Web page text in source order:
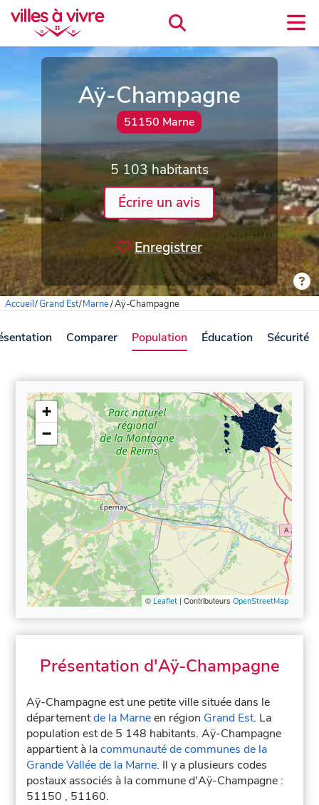
Aÿ-Champagne
51150 Marne
5 103 habitants
Écrire un avis
Enregistrer
Accueil/Grand Est/Marne/Aÿ-Champagne
Comparer Population Éducation Sécurité
+
−
© Leaflet| Contributeurs OpenStreetMap
Présentation d'Aÿ-Champagne
Aÿ-Champagne est une petite ville située dans le
départementde la Marneen région Grand Est. La
population est de 5 148 habitants. Aÿ-Champagne
appartient à lacommunauté de communes de la
Grande Vallée de la Marne. Il y a plusieurs codes
postaux associés à la commune d'Aÿ-Champagne :
51150 , 51160.